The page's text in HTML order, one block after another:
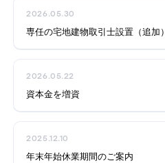
2026.05.30
専任の宅地建物取引士設置（追加）
2026.05.22
資本金を増資
2025.12.10
年末年始休業期間のご案内